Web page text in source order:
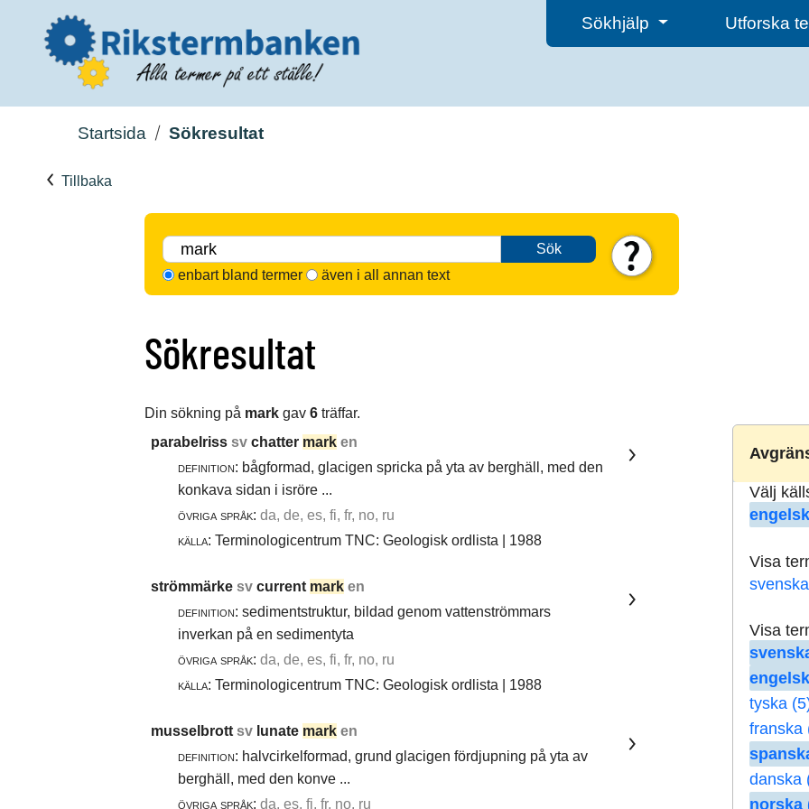
Sökhjälp Utforska
Startsida Sökresultat
Tillbaka
Sök
enbart bland termer
även i all annan text
Sökresultat
Din sökning på mark gav 6 träffar.
Välj
Visa
Visa
tyska
franska
danska
norska
parabelriss sv chatter mark en
definition: bågformad, glacigen spricka på yta av berghäll, med den
konkava sidan i isröre ...
övriga språk: da, de, es, fi, fr, no, ru
källa: Terminologicentrum TNC: Geologisk ordlista | 1988
strömmärke sv current mark en
definition: sedimentstruktur, bildad genom vattenströmmars
inverkan på en sedimentyta
övriga språk: da, de, es, fi, fr, no, ru
källa: Terminologicentrum TNC: Geologisk ordlista | 1988
musselbrott sv lunate mark en
definition: halvcirkelformad, grund glacigen fördjupning på yta av
berghäll, med den konve ...
övriga språk: da, es, fi, fr, no, ru